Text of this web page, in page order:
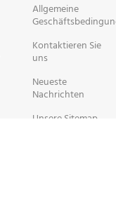
Allgemeine
Kontaktieren Sie
uns
Neueste
Nachrichten
Unsere Sitemap